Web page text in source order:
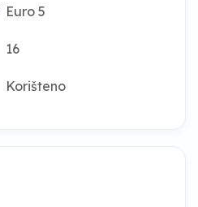
Euro 5
16
Korišteno